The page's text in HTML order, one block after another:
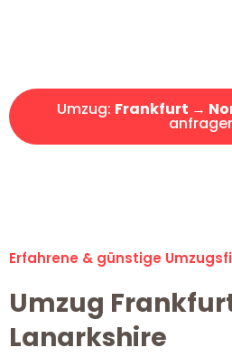
Umzug: Frankfurt →
Erfahrene & günstige
Umzug
Lanarkshire